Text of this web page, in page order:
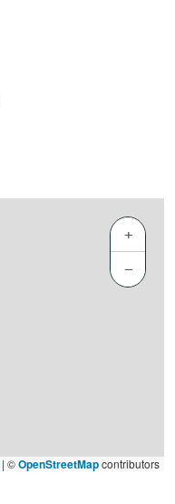
+
−
| ©OpenStreetMapcontributors